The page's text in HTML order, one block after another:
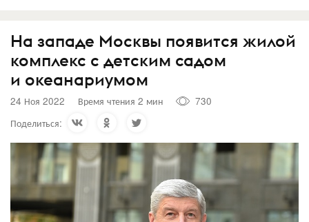
На западе Москвы появится жилой
комплекс с детским садом
и океанариумом
24 Ноя 2022 Время чтения 2 мин
730
Поделиться: